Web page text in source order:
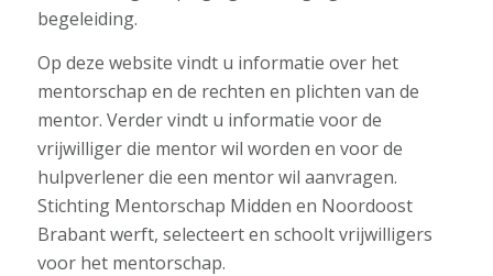
begeleiding.
Op deze website vindt u informatie over het
mentorschap en de rechten en plichten van de
mentor. Verder vindt u informatie voor de
vrijwilliger die mentor wil worden en voor de
hulpverlener die een mentor wil aanvragen.
Stichting Mentorschap Midden en Noordoost
Brabant werft, selecteert en schoolt vrijwilligers
voor het mentorschap.